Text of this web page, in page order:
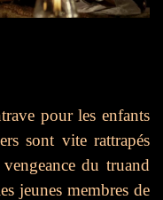
pour les enfants
sont vite rattrapés
du truand
jeunes membres de